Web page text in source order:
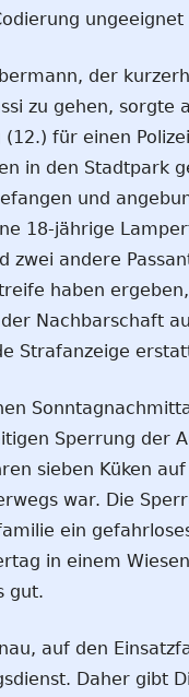
ungeeignet
der
zu gehen, sorgte
für einen
in den Stadtpark
und
18-jährige
zwei andere
haben
Nachbarschaft
Strafanzeige
Sperrung der
sieben Küken
war. Die
ein
in einem
gut.
auf den
Daher gibt